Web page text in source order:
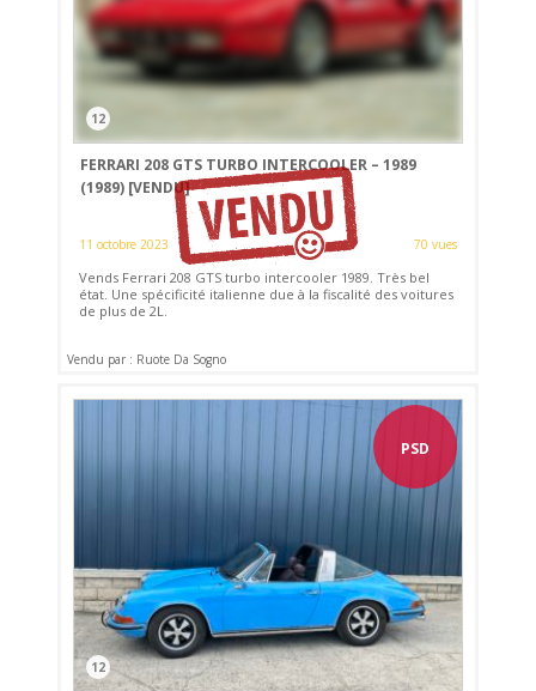
12
FERRARI 208 GTS TURBO INTERCOOLER – 1989
(1989) [VENDU]
11 octobre 2023 70 vues
Vends Ferrari 208 GTS turbo intercooler 1989. Très bel
état. Une spécificité italienne due à la fiscalité des voitures
de plus de 2L.
Vendu par : Ruote Da Sogno
PSD
12